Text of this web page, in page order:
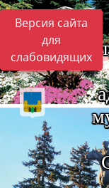
Версия сайта
для
слабовидящих